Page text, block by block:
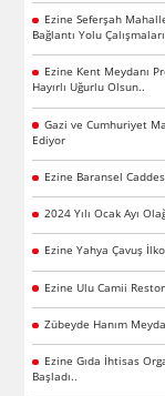
Ezine Seferşah
Bağlantı Yolu
Ezine Kent Meydanı
Hayırlı Uğurlu Olsun..
Gazi ve Cumhuriyet
Ediyor
Ezine Baransel
2024 Yılı Ocak Ayı
Ezine Yahya Çavuş
Ezine Ulu Camii
Zübeyde Hanım
Ezine Gıda İhtisas
Başladı..